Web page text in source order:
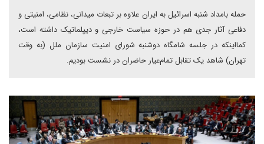
حمله بامداد شنبه اسرائیل به ایران علاوه بر تبعات میدانی، نظامی، امنیتی و
دفاعی آثار جدی هم در حوزه سیاست خارجی و دیپلماتیک داشته است،
کمااینکه در جلسه شامگاه دوشنبه شورای امنیت سازمان ملل (به وقت
تهران) شاهد یک تقابل تمام‌عیار حاضران در نشست بودیم.